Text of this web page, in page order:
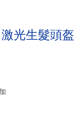
光生髮頭盔